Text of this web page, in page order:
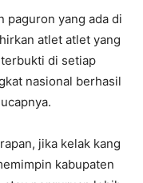
paguron yang ada di
atlet atlet yang
di setiap
nasional berhasil
jika kelak kang
kabupaten